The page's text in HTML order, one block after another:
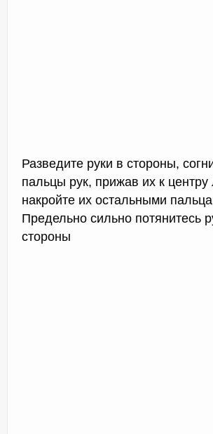
Разведите руки в стороны,
пальцы рук, прижав их к
накройте их остальными
Предельно сильно потянитесь
стороны